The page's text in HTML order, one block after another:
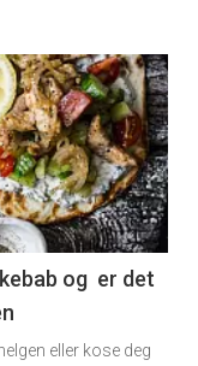
og er det
eller kose deg